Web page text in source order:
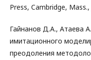
Press, Cambridge,
Гайнанов Д.А., Атаева
имитационного
преодоления